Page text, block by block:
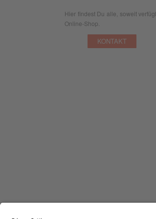
Hier findest Du alle, soweit
Online-Shop.
KONTAKT